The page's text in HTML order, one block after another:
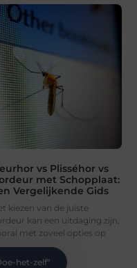
vs Plisséhor vs
met Schopplaat:
Vergelijkende Gids
kiezen van de juiste
kan een uitdaging zijn,
met zoveel opties op
het-zelf"